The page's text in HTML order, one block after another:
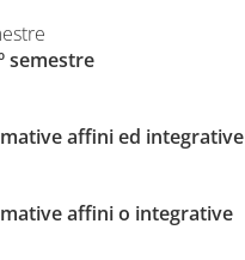
semestre
affini ed integrative
affini o integrative